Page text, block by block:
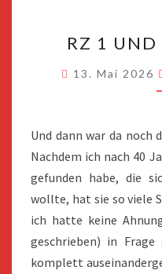
RZ 1
13. Mai 2026
Und dann war da noch
Nachdem ich nach 40
gefunden habe, die
wollte, hat sie so viele
ich hatte keine
geschrieben) in
komplett